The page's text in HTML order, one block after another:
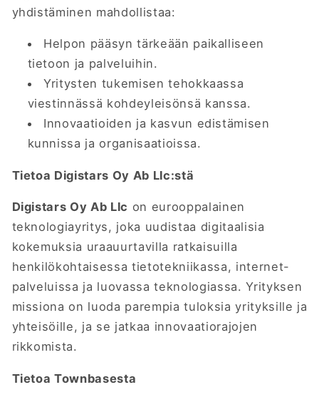
yhdistäminen mahdollistaa:
Helpon pääsyn tärkeään paikalliseen
tietoon ja palveluihin.
Yritysten tukemisen tehokkaassa
viestinnässä kohdeyleisönsä kanssa.
Innovaatioiden ja kasvun edistämisen
kunnissa ja organisaatioissa.
Tietoa Digistars Oy Ab Llc:stä
Digistars Oy Ab Llc on eurooppalainen
teknologiayritys, joka uudistaa digitaalisia
kokemuksia uraauurtavilla ratkaisuilla
henkilökohtaisessa tietotekniikassa, internet-
palveluissa ja luovassa teknologiassa. Yrityksen
missiona on luoda parempia tuloksia yrityksille ja
yhteisöille, ja se jatkaa innovaatiorajojen
rikkomista.
Tietoa Townbasesta